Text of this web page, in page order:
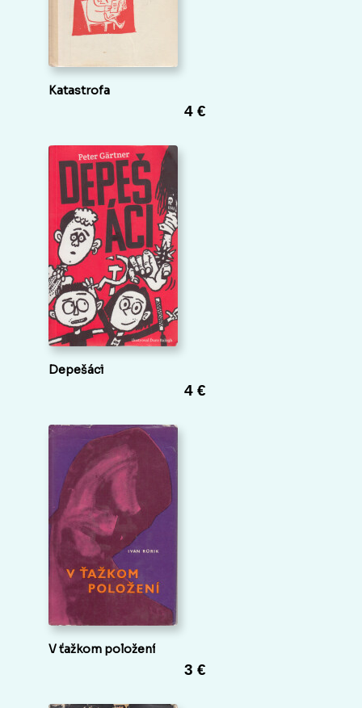
Katastrofa
4 €
Depešáci
4 €
V ťažkom položení
3 €